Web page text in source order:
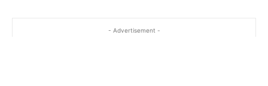
- Advertisement -